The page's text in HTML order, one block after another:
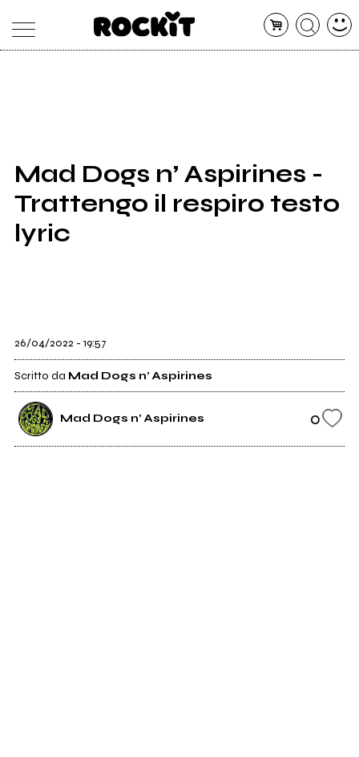
SHOP
RADIO
Mad Dogs n’ Aspirines -
Trattengo il respiro testo
lyric
26/04/2022 - 19:57
Scritto da Mad Dogs n’ Aspirines
Mad Dogs n’ Aspirines 0